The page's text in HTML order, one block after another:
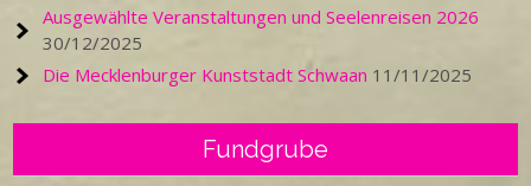
Ausgewählte Veranstaltungen und Seelenreisen 2026
30/12/2025
Die Mecklenburger Kunststadt Schwaan 11/11/2025
Fundgrube